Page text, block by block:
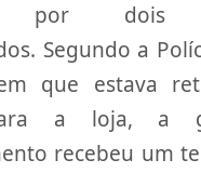
por dois
Segundo a
que estava
a loja, a
recebeu um